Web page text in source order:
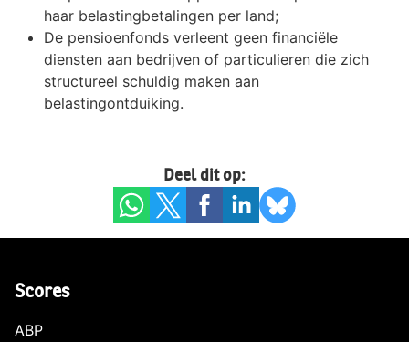
haar belastingbetalingen per land;
De pensioenfonds verleent geen financiële
diensten aan bedrijven of particulieren die zich
structureel schuldig maken aan
belastingontduiking.
Deel dit op:
Scores
ABP